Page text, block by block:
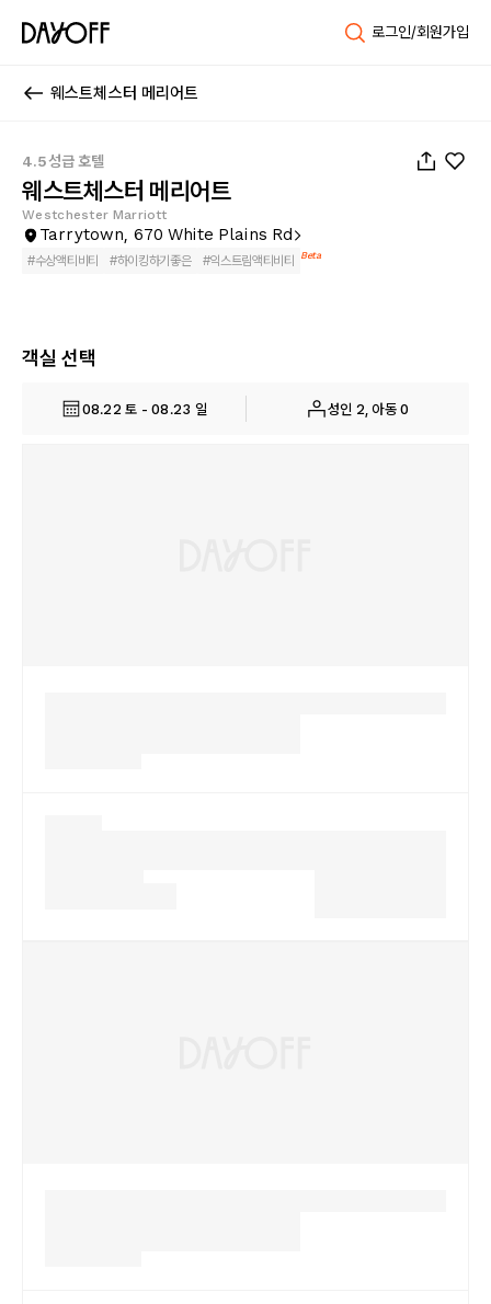
로그인/회원가입
웨스트체스터 메리어트
4.5성급 호텔
웨스트체스터 메리어트
Westchester Marriott
Tarrytown, 670 White Plains Rd
#수상액티비티 #하이킹하기좋은 #익스트림액티비티 Beta
객실 선택
08.22 토 - 08.23 일 성인 2, 아동 0